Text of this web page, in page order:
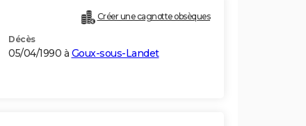
Créer une cagnotte obsèques
Décès
05/04/1990 à Goux-sous-Landet